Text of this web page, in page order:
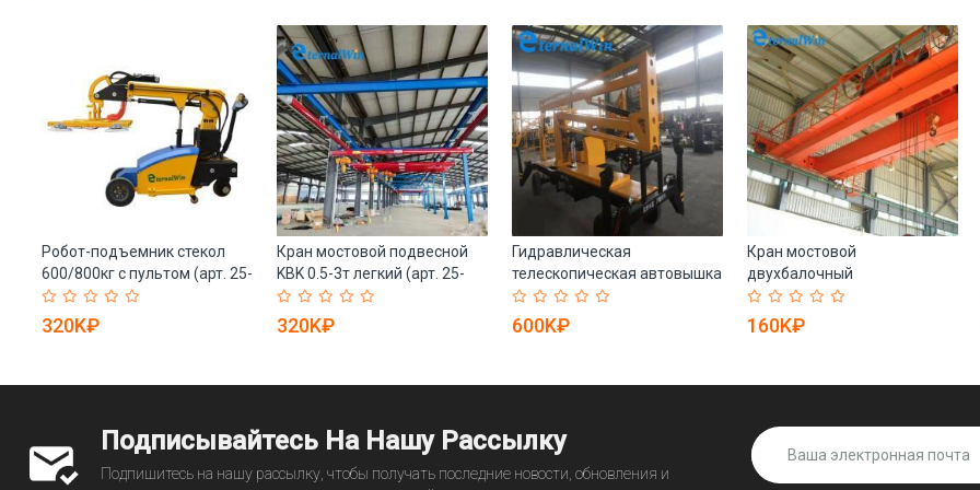
Робот-подъемник стекол
600/800кг с пультом (арт. 25-
19081355)
320K₽
Кран мостовой подвесной
KBK 0.5-3т легкий (арт. 25-
19081069)
320K₽
Гидравлическая
телескопическая автовышка
с шарнирным подъемом
(арт. 25-19081342)
600K₽
Кран мостовой
двухбалочный
электрический коробчатый
для цеха (арт. 25-19081191)
160K₽
Подписывайтесь На Нашу Рассылку
Подпишитесь на нашу рассылку, чтобы получать последние новости, обновления и